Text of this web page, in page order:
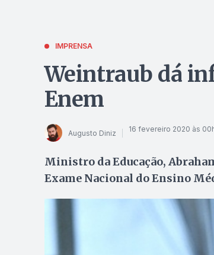
IMPRENSA
Weintraub dá
Enem
Augusto Diniz 16 fevereiro 2020 às
Ministro da Educação,
Exame Nacional do Ensino